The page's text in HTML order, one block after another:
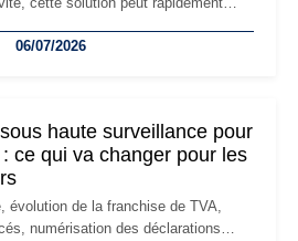
image de marque… Le
06/07/2026
haute surveillance pour
ce qui va changer pour les
évolution de la franchise de TVA,
numérisation des déclarations…